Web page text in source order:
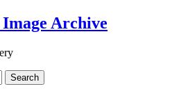
Archive